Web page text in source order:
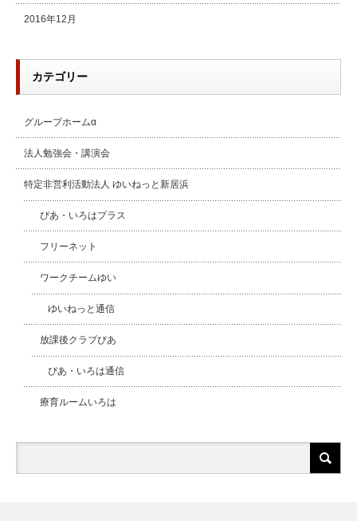
2016年12月
カテゴリー
グループホームα
法人勉強会・講演会
特定非営利活動法人 ゆいねっと新居浜
ぴあ・いろはプラス
フリーネット
ワークチームゆい
ゆいねっと通信
放課後クラブぴあ
ぴあ・いろは通信
療育ルームいろは